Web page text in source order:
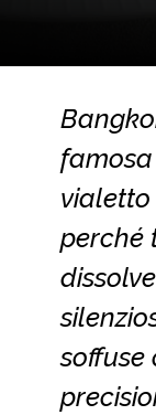
perché
soffuse